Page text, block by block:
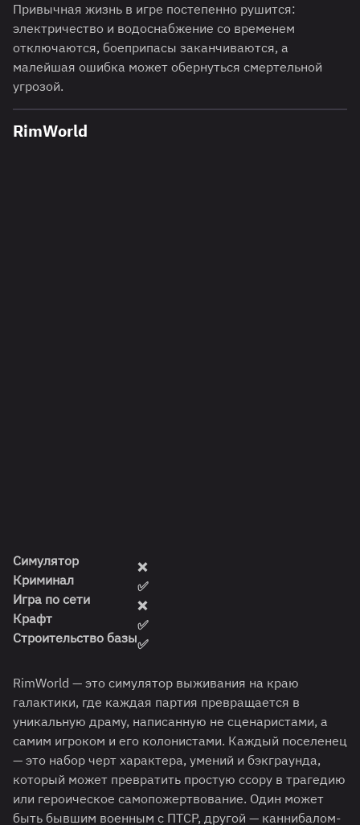
Привычная жизнь в игре постепенно рушится:
электричество и водоснабжение со временем
отключаются, боеприпасы заканчиваются, а
малейшая ошибка может обернуться смертельной
угрозой.
RimWorld
Симулятор
Криминал
Игра по сети
Крафт
Строительство базы
❌
✅
❌
✅
✅
RimWorld — это симулятор выживания на краю
галактики, где каждая партия превращается в
уникальную драму, написанную не сценаристами, а
самим игроком и его колонистами. Каждый поселенец
— это набор черт характера, умений и бэкграунда,
который может превратить простую ссору в трагедию
или героическое самопожертвование. Один может
быть бывшим военным с ПТСР, другой — каннибалом-